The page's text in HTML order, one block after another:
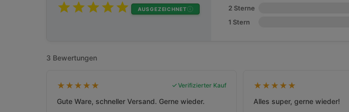
AUSGEZEICHNET 2 Sterne
1 Stern
3 Bewertungen
★ ★ ★ ★ ★ Verifizierter Kauf
Gute Ware, schneller Versand. Gerne wieder.
★ ★ ★ ★ ★
Alles super, gerne wieder!